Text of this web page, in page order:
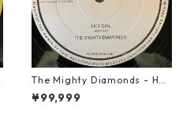
The Mighty Diamonds - Hey
Girl【12-50053】
¥99,999